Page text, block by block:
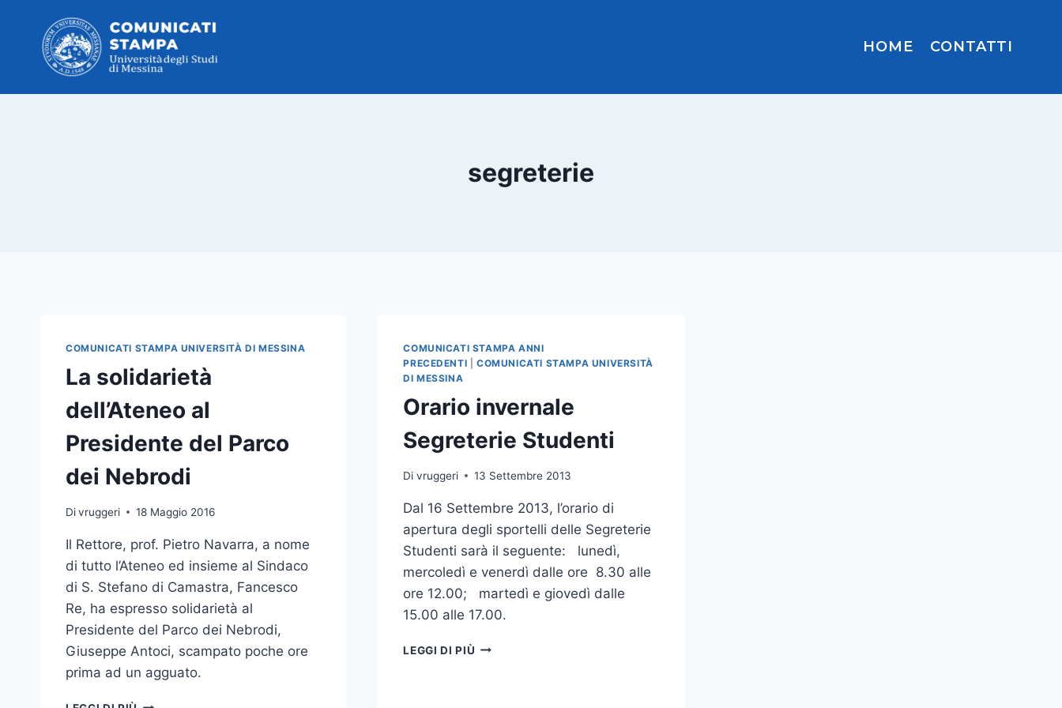
contenuto
HOME CONTATTI
segreterie
COMUNICATI STAMPA UNIVERSITÀ DI MESSINA
La solidarietà
dell’Ateneo al
Presidente del Parco
dei Nebrodi
Divruggeri 18 Maggio 2016
Il Rettore, prof. Pietro Navarra, a nome
di tutto l’Ateneo ed insieme al Sindaco
di S. Stefano di Camastra, Fancesco
Re, ha espresso solidarietà al
Presidente del Parco dei Nebrodi,
Giuseppe Antoci, scampato poche ore
prima ad un agguato.
LA
COMUNICATI STAMPA ANNI
PRECEDENTI |COMUNICATI STAMPA UNIVERSITÀ
DI MESSINA
Orario invernale
Segreterie Studenti
Di vruggeri 13 Settembre 2013
Dal 16 Settembre 2013, l’orario di
apertura degli sportelli delle Segreterie
Studenti sarà il seguente: lunedì,
mercoledì e venerdì dalle ore 8.30 alle
ore 12.00; martedì e giovedì dalle
15.00 alle 17.00.
LEGGI DI PIÙ ORARIO